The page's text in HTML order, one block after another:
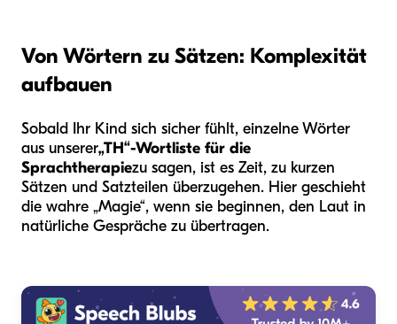
Von Wörtern zu Sätzen: Komplexität
aufbauen
Sobald Ihr Kind sich sicher fühlt, einzelne Wörter
aus unserer„TH“-Wortliste für die
Sprachtherapiezu sagen, ist es Zeit, zu kurzen
Sätzen und Satzteilen überzugehen. Hier geschieht
die wahre „Magie“, wenn sie beginnen, den Laut in
natürliche Gespräche zu übertragen.